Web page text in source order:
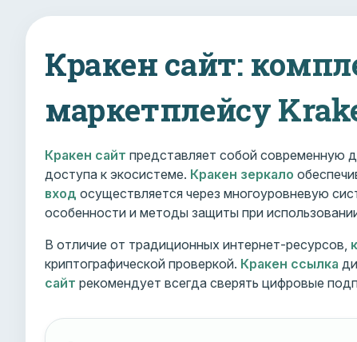
Кракен сайт:
маркетплейсу
Кракен сайт представляет собой современную
доступа к экосистеме. Кракен зеркало
вход осуществляется через многоуровневую
особенности и методы защиты при
В отличие от традиционных интернет-ресурсов,
криптографической проверкой. Кракен ссылка
сайт рекомендует всегда сверять цифровые